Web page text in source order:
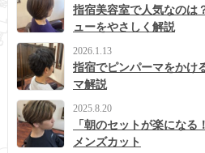
指宿美容室で人気なのは
ューをやさしく解説
2026.1.13
指宿でピンパーマをかけ
マ解説
2025.8.20
「朝のセットが楽にな
メンズカット